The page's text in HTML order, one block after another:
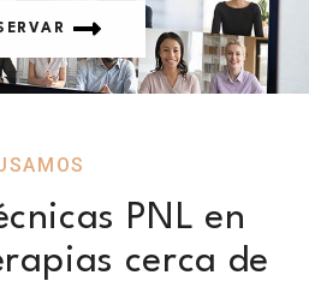
PNL en
cerca de